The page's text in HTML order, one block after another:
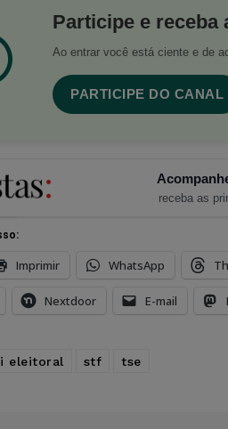
Participe e receba
Ao entrar você está ciente e de
PARTICIPE DO CANAL
receba as
Imprimir WhatsApp
Nextdoor E-mail
eleitoral stf tse